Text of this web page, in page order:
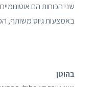
שני הכוחות הם
באמצעות גיוס משותף,
בהוטן